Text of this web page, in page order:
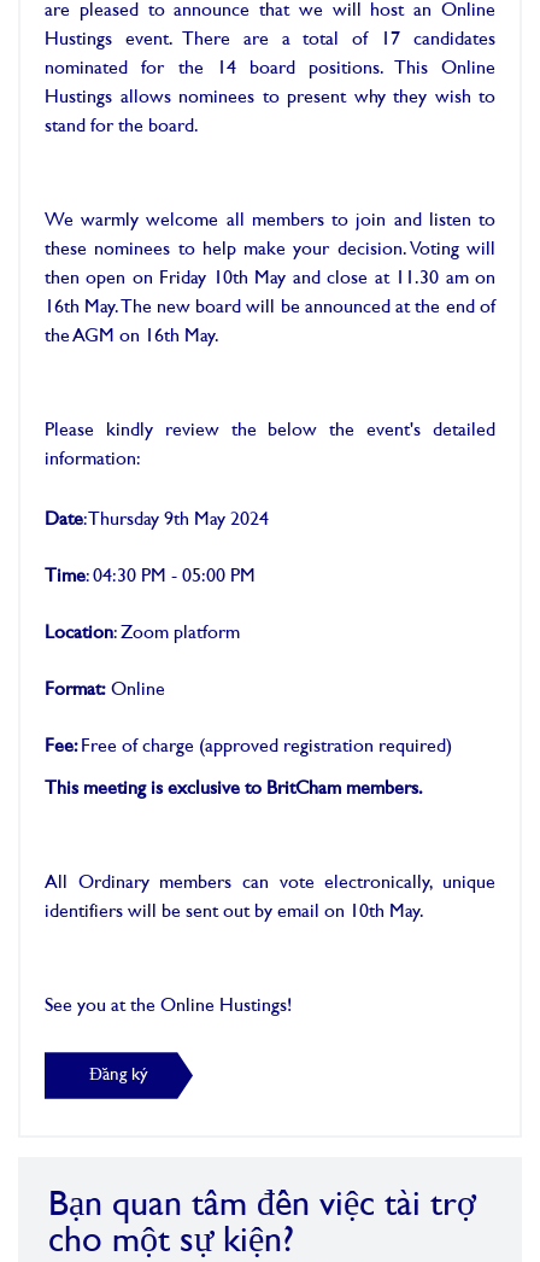
are pleased to announce that we will host an Online
Hustings event. There are a total of 17 candidates
nominated for the 14 board positions. This Online
Hustings allows nominees to present why they wish to
stand for the board.
We warmly welcome all members to join and listen to
these nominees to help make your decision. Voting will
then open on Friday 10th May and close at 11.30 am on
16th May. The new board will be announced at the end of
the AGM on 16th May.
Please kindly review the
below the event's detailed
information:
Date: Thursday 9th May 2024
Time: 04:30 PM - 05:00 PM
Location: Zoom platform
Format: Online
Fee: Free of charge (approved registration required)
This meeting is exclusive to BritCham members.
All Ordinary members can vote electronically, unique
identifiers will be sent out by email on 10th May.
See you at the Online Hustings!
Đăng ký
Bạn quan tâm đến việc tài trợ
cho một sự kiện?